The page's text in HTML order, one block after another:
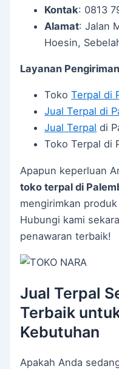
Kontak: 0813
Alamat: Jalan
Hoesin,
Layanan
TokoTerpal di
Jual Terpal di
Jual Terpal di
Toko Terpal di
Apapun keperluan
toko terpal di
mengirimkan
Hubungi kami
penawaran terbaik!
Jual Terpal
Terbaik
Kebutuhan
Apakah Anda